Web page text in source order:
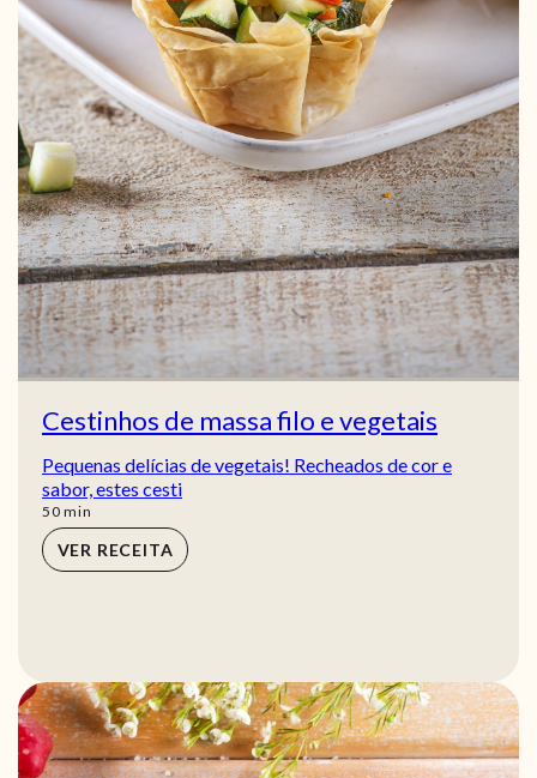
Cestinhos de massa filo e vegetais
Pequenas delícias de vegetais! Recheados de cor e
sabor, estes cesti
50min
min
VER RECEITA